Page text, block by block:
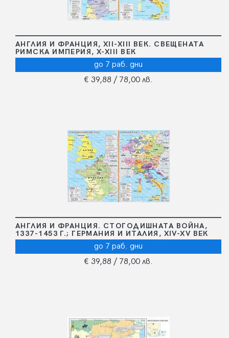
АНГЛИЯ И ФРАНЦИЯ, XII-XIII ВЕК. СВЕЩЕНАТА
РИМСКА ИМПЕРИЯ, X-XIII ВЕК
до 7 раб. дни
€ 39,88 / 78,00 лв.
АНГЛИЯ И ФРАНЦИЯ. СТОГОДИШНАТА ВОЙНА,
1337-1453 Г.; ГЕРМАНИЯ И ИТАЛИЯ, XIV-XV ВЕК
до 7 раб. дни
€ 39,88 / 78,00 лв.